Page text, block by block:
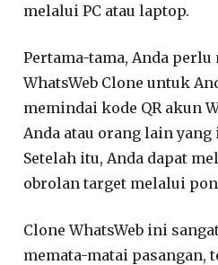
melalui PC atau laptop.
Pertama-tama, Anda
WhatsWeb Clone untuk
memindai kode QR akun
Anda atau orang lain
Setelah itu, Anda dapat
obrolan target melalui
Clone WhatsWeb ini
memata-matai pasangan,